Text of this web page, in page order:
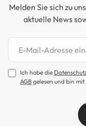
Melden Sie sich zu
aktuelle News
Newsletter
Ich habe die
AGB gelesen und bin